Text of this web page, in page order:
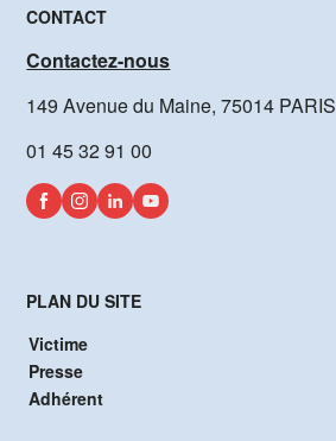
CONTACT
Contactez-nous
149 Avenue du Maine, 75014 PARIS
01 45 32 91 00
PLAN DU SITE
Victime
Presse
Adhérent